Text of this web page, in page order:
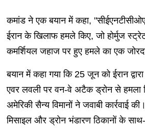
कमांड ने एक बयान में कहा,
ईरान के खिलाफ हमले किए, जो होर्मुज
कमर्शियल जहाज पर हुए हमले का एक
बयान में कहा गया कि 25 जून को ईरान
एवर लवली पर वन-वे अटैक ड्रोन से हमला
अमेरिकी सैन्य विमानों ने जवाबी कार्रवाई
मिसाइल और ड्रोन भंडारण ठिकानों के